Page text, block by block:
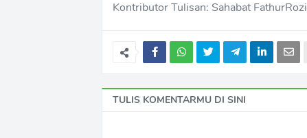
Kontributor Tulisan: Sahabat FathurRozi
TULIS KOMENTARMU DI SINI